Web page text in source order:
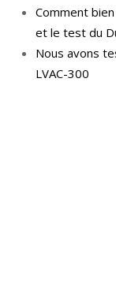
Comment
et le test du
Nous avons
LVAC-300